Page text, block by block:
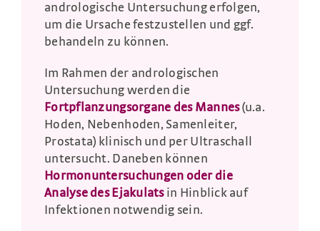
andrologische Untersuchung erfolgen,
um die Ursache festzustellen und ggf.
behandeln zu können.
Im Rahmen der andrologischen
Untersuchung werden die
Fortpflanzungsorgane des Mannes(u.a.
Hoden, Nebenhoden, Samenleiter,
Prostata) klinisch und per Ultraschall
untersucht. Daneben können
Hormonuntersuchungen oder die
Analyse des Ejakulatsin Hinblick auf
Infektionen notwendig sein.